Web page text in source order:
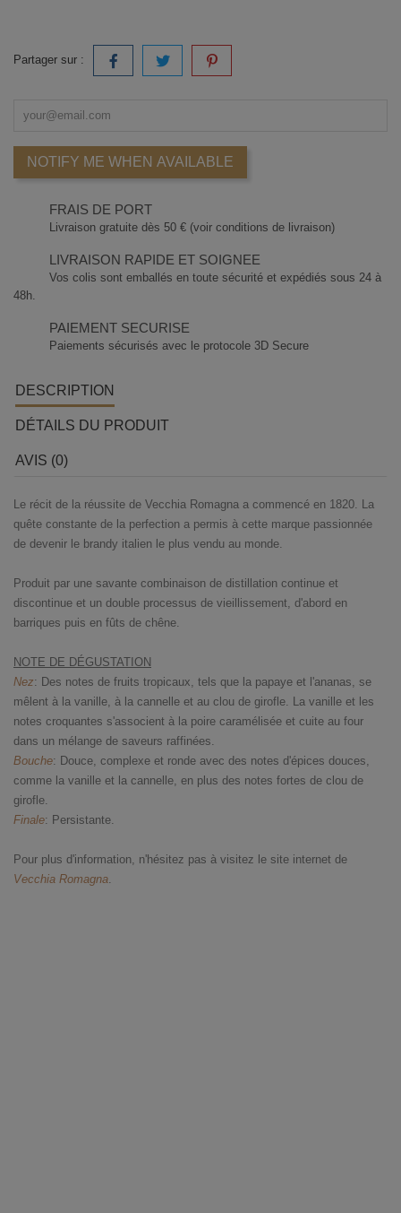
Partager sur :
NOTIFY ME WHEN AVAILABLE
FRAIS DE PORT
Livraison gratuite dès 50 € (voir conditions de livraison)
LIVRAISON RAPIDE ET SOIGNEE
Vos colis sont emballés en toute sécurité et expédiés sous 24 à
48h.
PAIEMENT SECURISE
Paiements sécurisés avec le protocole 3D Secure
DESCRIPTION
DÉTAILS DU PRODUIT
AVIS (0)
Le récit de la réussite de Vecchia Romagna a commencé en 1820. La
quête constante de la perfection a permis à cette marque passionnée
de devenir le brandy italien le plus vendu au monde.
Produit par une savante combinaison de distillation continue et
discontinue et un double processus de vieillissement, d'abord en
barriques puis en fûts de chêne.
NOTE DE DÉGUSTATION
Nez: Des notes de fruits tropicaux, tels que la papaye et l'ananas, se
mêlent à la vanille, à la cannelle et au clou de girofle. La vanille et les
notes croquantes s'associent à la poire caramélisée et cuite au four
dans un mélange de saveurs raffinées.
Bouche: Douce, complexe et ronde avec des notes d'épices douces,
comme la vanille et la cannelle, en plus des notes fortes de clou de
girofle.
Finale: Persistante.
Pour plus d'information, n'hésitez pas à visitez le site internet de
Vecchia Romagna.